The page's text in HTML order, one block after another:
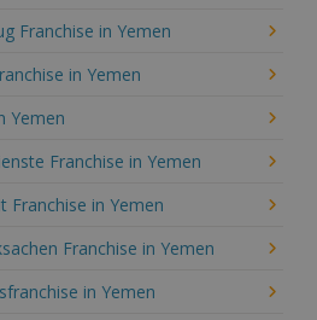
Franchise in Yemen
in Yemen
Yemen
Franchise in Yemen
Franchise in Yemen
Franchise in Yemen
in Yemen